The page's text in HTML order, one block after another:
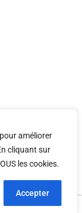
améliorer
cliquant sur
les cookies.
Accepter
légales